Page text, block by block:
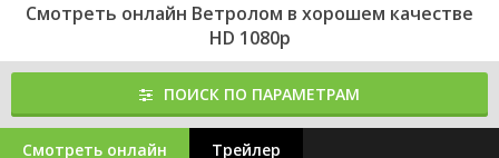
Смотреть онлайн Ветролом в хорошем качестве
HD 1080p
ПОИСК ПО ПАРАМЕТРАМ
Смотреть онлайн Трейлер